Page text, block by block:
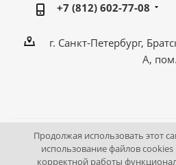
+7 (812) 602-77-08
г. Санкт-Петербург,
А,
2009 - 2026 © Промышленное
Продолжая использовать этот
использование файлов
корректной работы